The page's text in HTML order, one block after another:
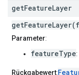
getFeatureLayer
Parameter:
featureType:
Rückgabewert: